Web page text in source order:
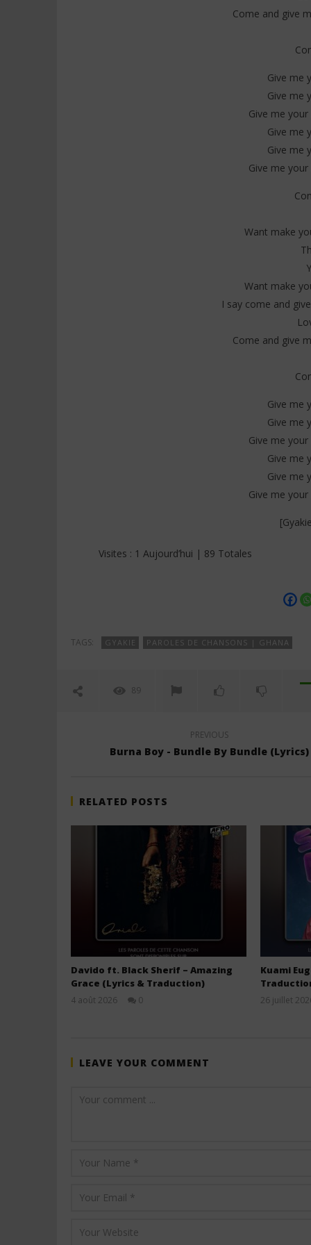
Come and give
Give me
Give me
Give me your
Give me
Give me
Give me your
Want make
Want make
I say come and
Come and give
Give me
Give me
Give me your
Give me
Give me
Give me your
Visites : 1 Aujourd’hui | 89 Totales
TAGS: GYAKIE PAROLES DE CHANSONS | GHANA
89
PREVIOUS
Burna Boy - Bundle By Bundle (Lyrics)
RELATED POSTS
Davido ft. Black Sherif – Amazing
Grace (Lyrics & Traduction)
4 août 2026
0
Kuami
26 juillet
LEAVE YOUR COMMENT